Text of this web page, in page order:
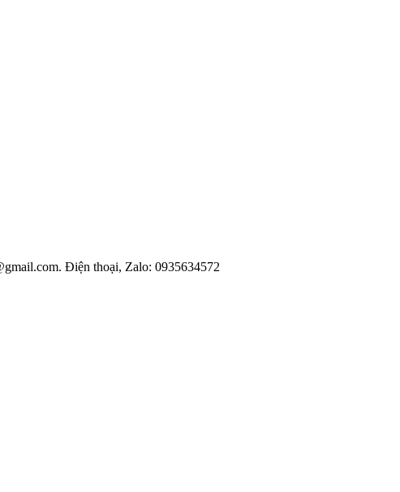
Điện thoại, Zalo: 0935634572